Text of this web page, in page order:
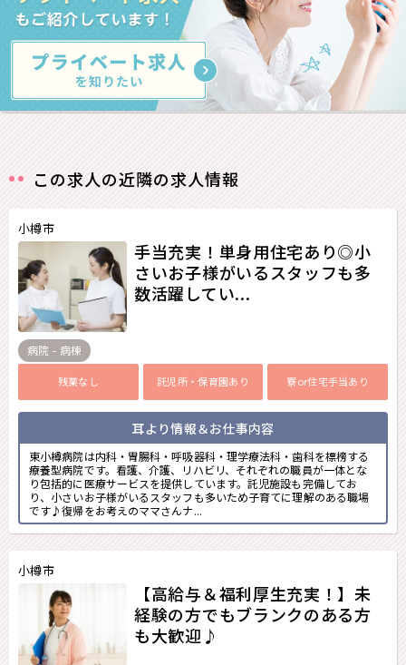
この求人の近隣の求人情報
小樽市
手当充実！単身用住宅あり◎小
さいお子様がいるスタッフも多
数活躍してい...
病院 - 病棟
残業なし 託児所・保育園あり 寮or住宅手当あり
耳より情報＆お仕事内容
東小樽病院は内科・胃腸科・呼吸器科・理学療法科・歯科を標榜する
療養型病院です。看護、介護、リハビリ、それぞれの職員が一体とな
り包括的に医療サービスを提供しています。託児施設も完備してお
り、小さいお子様がいるスタッフも多いため子育てに理解のある職場
です♪復帰をお考えのママさんナ...
小樽市
【高給与＆福利厚生充実！】未
経験の方でもブランクのある方
も大歓迎♪